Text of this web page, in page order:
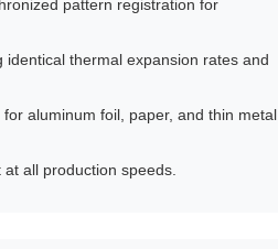
pattern registration for
thermal expansion rates and
aluminum foil, paper, and thin metal
all production speeds.